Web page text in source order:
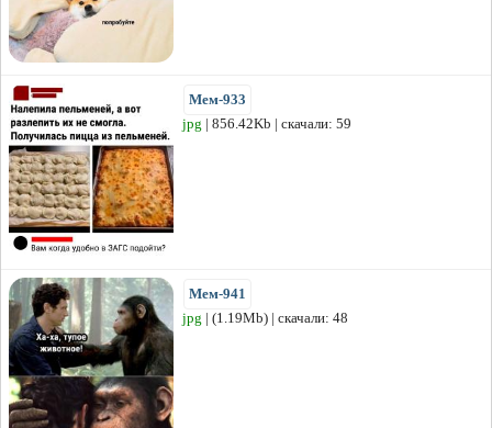
Мем-933
jpg | 856.42Kb | скачали: 59
Мем-941
jpg | (1.19Mb) | скачали: 48